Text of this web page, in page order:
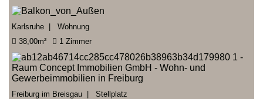
Karlsruhe | Wohnung
38,00m²
1 Zimmer
Freiburg im Breisgau | Stellplatz